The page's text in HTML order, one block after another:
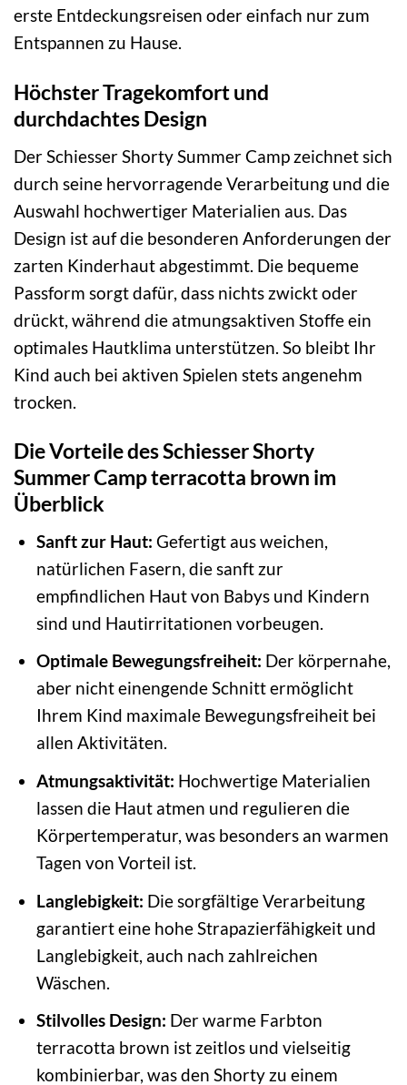
erste Entdeckungsreisen oder einfach nur zum
Entspannen zu Hause.
Höchster Tragekomfort und
durchdachtes Design
Der Schiesser Shorty Summer Camp zeichnet sich
durch seine hervorragende Verarbeitung und die
Auswahl hochwertiger Materialien aus. Das
Design ist auf die besonderen Anforderungen der
zarten Kinderhaut abgestimmt. Die bequeme
Passform sorgt dafür, dass nichts zwickt oder
drückt, während die atmungsaktiven Stoffe ein
optimales Hautklima unterstützen. So bleibt Ihr
Kind auch bei aktiven Spielen stets angenehm
trocken.
Die Vorteile des Schiesser Shorty
Summer Camp terracotta brown im
Überblick
Sanft zur Haut: Gefertigt aus weichen,
natürlichen Fasern, die sanft zur
empfindlichen Haut von Babys und Kindern
sind und Hautirritationen vorbeugen.
Optimale Bewegungsfreiheit: Der körpernahe,
aber nicht einengende Schnitt ermöglicht
Ihrem Kind maximale Bewegungsfreiheit bei
allen Aktivitäten.
Atmungsaktivität: Hochwertige Materialien
lassen die Haut atmen und regulieren die
Körpertemperatur, was besonders an warmen
Tagen von Vorteil ist.
Langlebigkeit: Die sorgfältige Verarbeitung
garantiert eine hohe Strapazierfähigkeit und
Langlebigkeit, auch nach zahlreichen
Wäschen.
Stilvolles Design: Der warme Farbton
terracotta brown ist zeitlos und vielseitig
kombinierbar, was den Shorty zu einem